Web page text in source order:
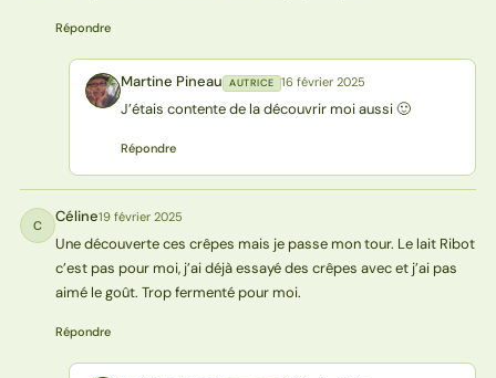
Répondre
MP Martine Pineau AUTRICE 16 février 2025
J’étais contente de la découvrir moi aussi 🙂
Répondre
C Céline19 février 2025
Une découverte ces crêpes mais je passe mon tour. Le lait Ribot
c’est pas pour moi, j’ai déjà essayé des crêpes avec et j’ai pas
aimé le goût. Trop fermenté pour moi.
Répondre